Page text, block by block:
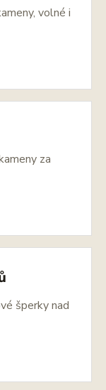
volné i
za
šperky nad